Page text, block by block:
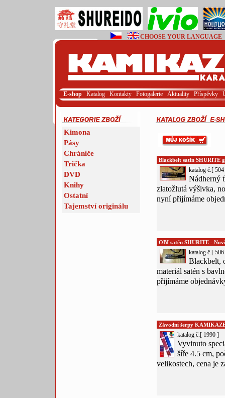
CHOOSE YOUR LANGUAGE
E-shop Katalog Kontakty Fotogalerie Aktuality Příspěvky
Kimona
Pásy
Chrániče
Trička
DVD
Knihy
Ostatní
Tajemství originálu
Blackbelt satin SHURITE
katalog č.[
Nádherný
zlatožlutá výšivka,
nyní přijímáme
OBI satén SHURITE -
katalog č.[
Blackbelt,
materiál satén s
přijímáme
Závodní šerpy
katalog č.[ 1990 ]
Vyvinuto
šíře 4.5 cm,
velikostech, cena je